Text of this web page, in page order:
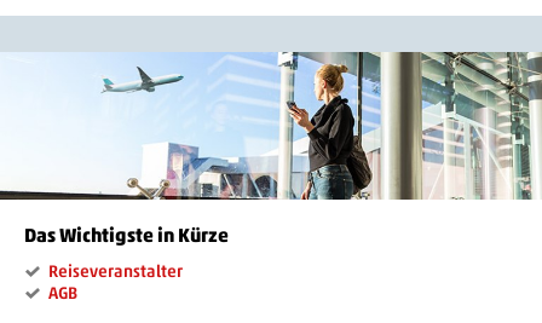
Das Wichtigste in Kürze
Reiseveranstalter
AGB